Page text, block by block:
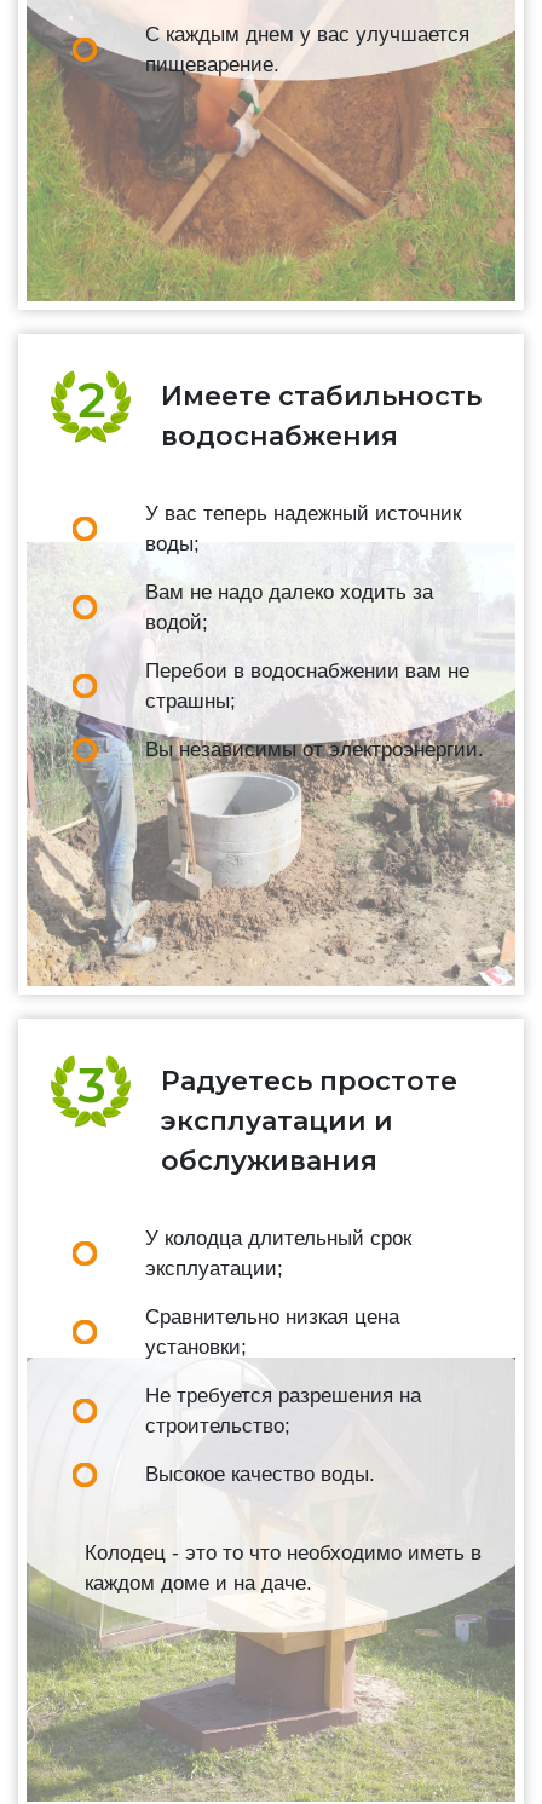
С каждым днем у вас улучшается
пищеварение.
Имеете стабильность
водоснабжения
У вас теперь надежный источник
воды;
Вам не надо далеко ходить за
водой;
Перебои в водоснабжении вам не
страшны;
Вы независимы от электроэнергии.
Радуетесь простоте
эксплуатации и
обслуживания
У колодца длительный срок
эксплуатации;
Сравнительно низкая цена
установки;
Не требуется разрешения на
строительство;
Высокое качество воды.
Колодец - это то что необходимо иметь в
каждом доме и на даче.